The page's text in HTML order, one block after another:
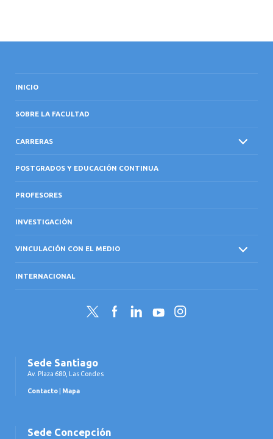
INICIO
SOBRE LA FACULTAD
CARRERAS
POSTGRADOS Y EDUCACIÓN CONTINUA
PROFESORES
INVESTIGACIÓN
VINCULACIÓN CON EL MEDIO
INTERNACIONAL
Twitter FacebookLinkedInYouTubeInstagram
Sede Santiago
Av. Plaza 680, Las Condes
Contacto Mapa
Sede Concepción